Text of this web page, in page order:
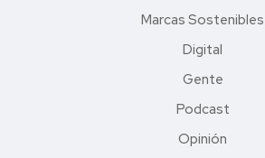
Marcas Sostenibles
Digital
Gente
Podcast
Opinión